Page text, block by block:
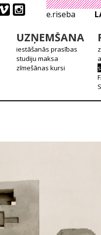
e.riseba
UZŅEMŠANA
iestāšanās prasības
studiju maksa
zīmešānas kursi